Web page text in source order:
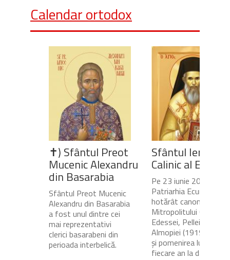
Calendar ortodox
✝) Sfântul Preot
Mucenic Alexandru
din Basarabia
Sfântul Preot Mucenic
Alexandru din Basarabia
a fost unul dintre cei
mai reprezentativi
clerici basarabeni din
perioada interbelică.
Sfântul Ierarh
Calinic al
Pe 23 iunie 2020,
Patriarhia Ecumenică a
hotărât canonizarea
Mitropolitului Calinic al
Edessei, Pellei și
Almopiei (1919-1984)
și pomenirea lui în
fiecare an la data de...